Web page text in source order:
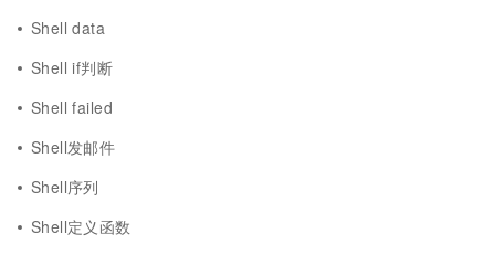
Shell data
Shell if判断
Shell failed
Shell发邮件
Shell序列
Shell定义函数